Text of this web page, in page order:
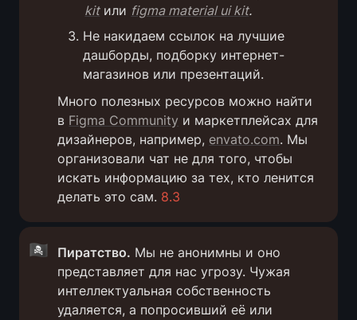
kit или figma material ui kit.
Не накидаем ссылок на лучшие
дашборды, подборку интернет-
магазинов или презентаций.
Много полезных ресурсов можно найти
в Figma Community и маркетплейсах для
дизайнеров, например, envato.com. Мы
организовали чат не для того, чтобы
искать информацию за тех, кто ленится
делать это сам. 8.3
🏴‍☠️ Пиратство. Мы не анонимны и оно
представляет для нас угрозу. Чужая
интеллектуальная собственность
удаляется, а попросивший её или